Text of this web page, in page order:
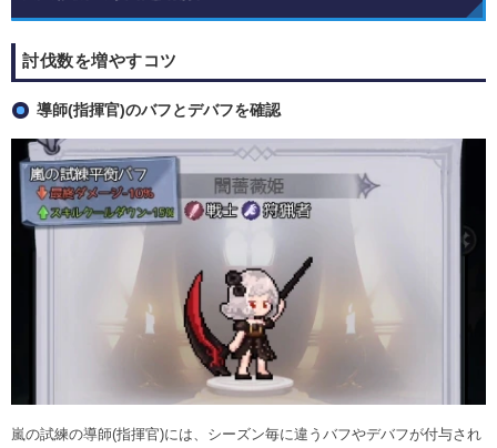
討伐数を増やすコツ
導師(指揮官)のバフとデバフを確認
嵐の試練の導師(指揮官)には、シーズン毎に違うバフやデバフが付与され